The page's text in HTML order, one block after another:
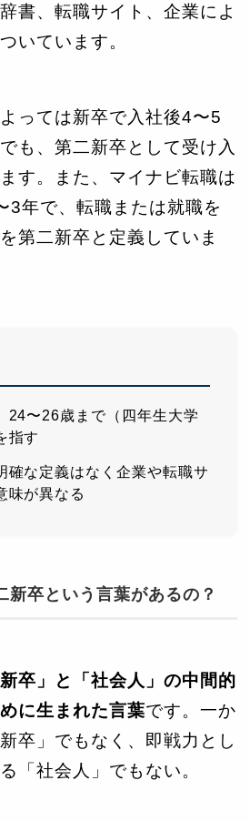
書、転職サイト、企業によ
いています。
っては新卒で入社後4〜5
も、第二新卒として受け入
す。また、マイナビ転職は
3年で、転職または就職を
第二新卒と定義していま
24〜26歳まで（四年生大学
指す
確な定義はなく企業や転職サ
味が異なる
新卒という言葉があるの？
新卒」と「社会人」の中間的
に生まれた言葉です。一か
卒」でもなく、即戦力とし
「社会人」でもない。